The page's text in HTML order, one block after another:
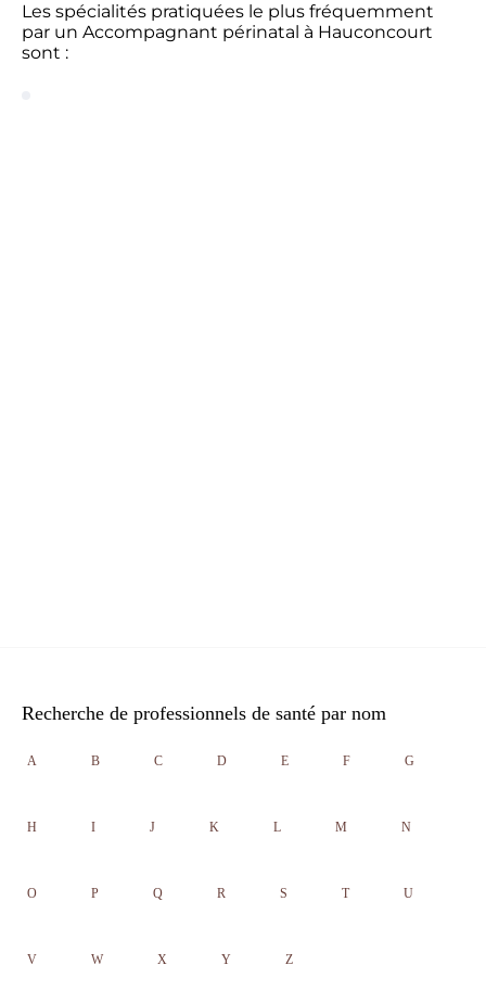
Les spécialités pratiquées le plus fréquemment
par un Accompagnant périnatal à Hauconcourt
sont :
Recherche de professionnels de santé par nom
A B C D E F G
H I J K L M N
O P Q R S T U
V W X Y Z